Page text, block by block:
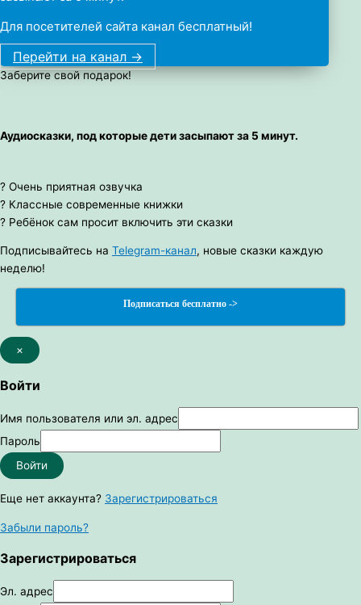
Для посетителей сайта канал бесплатный!
Перейти на канал ->
Заберите свой подарок!
Аудиосказки, под которые дети засыпают за 5 минут.
? Очень приятная озвучка
? Классные современные книжки
? Ребёнок сам просит включить эти сказки
Подписывайтесь на Telegram-канал, новые сказки каждую
неделю!
Подписаться бесплатно ->
×
Войти
Имя пользователя или эл. адрес
Пароль
Войти
Еще нет аккаунта? Зарегистрироваться
Забыли пароль?
Зарегистрироваться
Эл. адрес